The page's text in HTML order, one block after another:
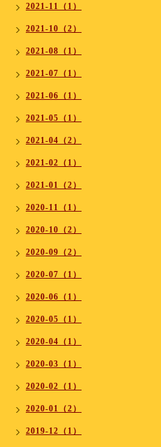
2021-11（1）
2021-10（2）
2021-08（1）
2021-07（1）
2021-06（1）
2021-05（1）
2021-04（2）
2021-02（1）
2021-01（2）
2020-11（1）
2020-10（2）
2020-09（2）
2020-07（1）
2020-06（1）
2020-05（1）
2020-04（1）
2020-03（1）
2020-02（1）
2020-01（2）
2019-12（1）